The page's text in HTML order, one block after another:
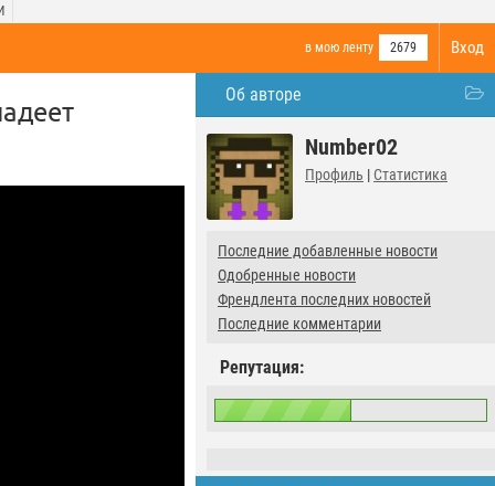
Вход
в мою ленту 2679
Об авторе
Number02
Профиль | Статистика
Последние добавленные новости
Одобренные новости
Френдлента последних новостей
Последние комментарии
Репутация: